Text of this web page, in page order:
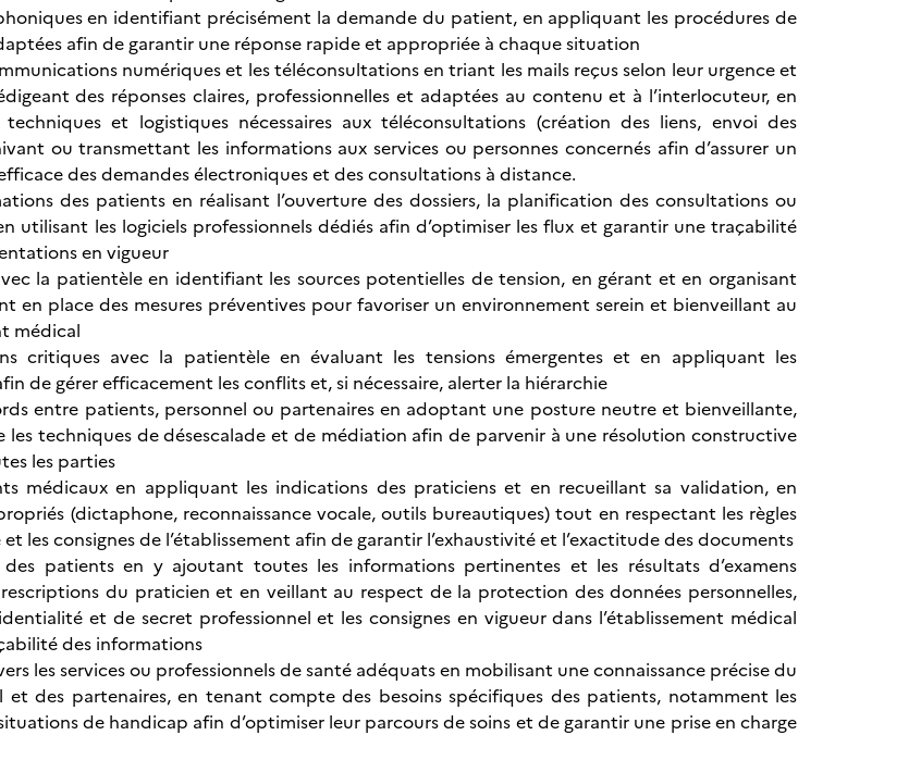
en identifiant précisément la demande du patient, en appliquant les procédures de
afin de garantir une réponse rapide et appropriée à chaque situation
numériques et les téléconsultations en triant les mails reçus selon leur urgence et
des réponses claires, professionnelles et adaptées au contenu et à l’interlocuteur, en
et logistiques nécessaires aux téléconsultations (création des liens, envoi des
ou transmettant les informations aux services ou personnes concernés afin d’assurer un
des demandes électroniques et des consultations à distance.
des patients en réalisant l’ouverture des dossiers, la planification des consultations ou
utilisant les logiciels professionnels dédiés afin d’optimiser les flux et garantir une traçabilité
en vigueur
la patientèle en identifiant les sources potentielles de tension, en gérant et en organisant
en place des mesures préventives pour favoriser un environnement serein et bienveillant au
médical
critiques avec la patientèle en évaluant les tensions émergentes et en appliquant les
de gérer efficacement les conflits et, si nécessaire, alerter la hiérarchie
entre patients, personnel ou partenaires en adoptant une posture neutre et bienveillante,
techniques de désescalade et de médiation afin de parvenir à une résolution constructive
les parties
médicaux en appliquant les indications des praticiens et en recueillant sa validation, en
(dictaphone, reconnaissance vocale, outils bureautiques) tout en respectant les règles
les consignes de l’établissement afin de garantir l’exhaustivité et l’exactitude des documents
patients en y ajoutant toutes les informations pertinentes et les résultats d’examens
du praticien et en veillant au respect de la protection des données personnelles,
et de secret professionnel et les consignes en vigueur dans l’établissement médical
des informations
les services ou professionnels de santé adéquats en mobilisant une connaissance précise du
et des partenaires, en tenant compte des besoins spécifiques des patients, notamment les
de handicap afin d’optimiser leur parcours de soins et de garantir une prise en charge